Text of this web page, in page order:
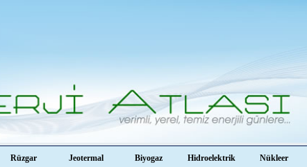
Rüzgar Jeotermal Biyogaz Hidroelektrik Nükleer